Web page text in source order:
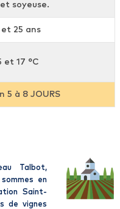
soyeuse.
25 ans
et 17 °C
5 à 8 JOURS
Talbot,
en
Saint-
de vignes